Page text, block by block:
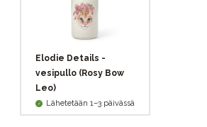
Elodie Details -
vesipullo (Rosy Bow
Leo)
Lähetetään 1–3 päivässä